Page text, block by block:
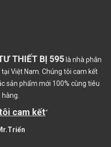
THIẾT BỊ 595 là nhà phân
Việt Nam. Chúng tôi cam kết
sản phẩm mới 100% cùng tiêu
cam kết"